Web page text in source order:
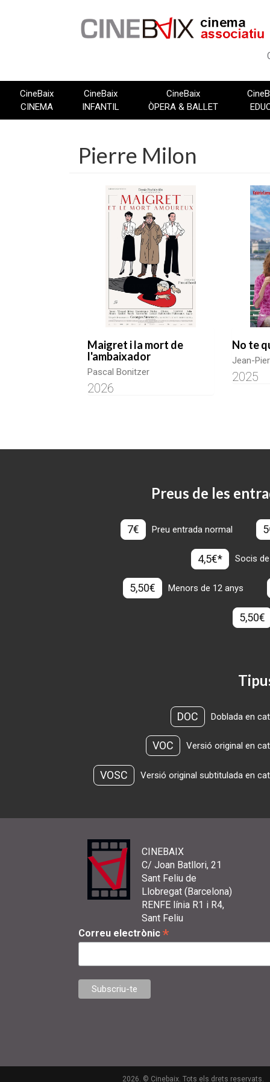
CineBaix
CINEMA
CineBaix
INFANTIL
CineBaix
ÒPERA & BALLET
Pierre Milon
Maigret i la mort de
l'ambaixador
Pascal Bonitzer
2026
No te
Jean-
2025
Preus de les
7€ Preu entrada normal
4,5€* Socis
5,50€ Menors de 12 anys
5,50€
DOC Doblada en
VOC Versió original en
VOSC Versió original subtitulada en
CINEBAIX
C/ Joan Batllori, 21
Sant Feliu de
Llobregat (Barcelona)
RENFE línia R1 i R4,
Sant Feliu
Correu electrònic *
2026. © Cinebaix. Tots els drets reservats.